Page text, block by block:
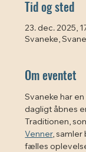
Tid og sted
23. dec. 2025,
Svaneke,
Om eventet
Svaneke har
dagligt åbnes
Traditionen,
Venner, samler
fælles